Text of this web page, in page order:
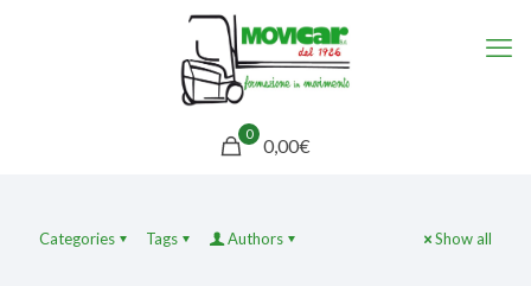
0
0,00€
Categories Tags Authors Show all